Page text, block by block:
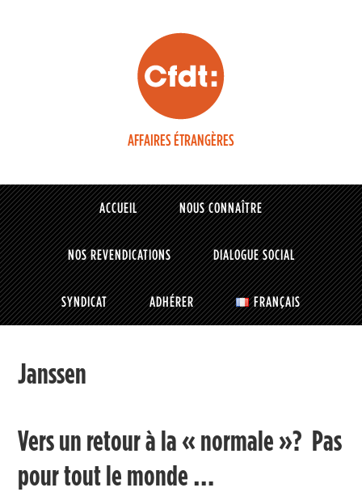
AFFAIRES ÉTRANGÈRES
ACCUEIL NOUS CONNAÎTRE
NOS REVENDICATIONS DIALOGUE SOCIAL
SYNDICAT ADHÉRER FRANÇAIS
Janssen
Vers un retour à la « normale »? Pas
pour tout le monde …